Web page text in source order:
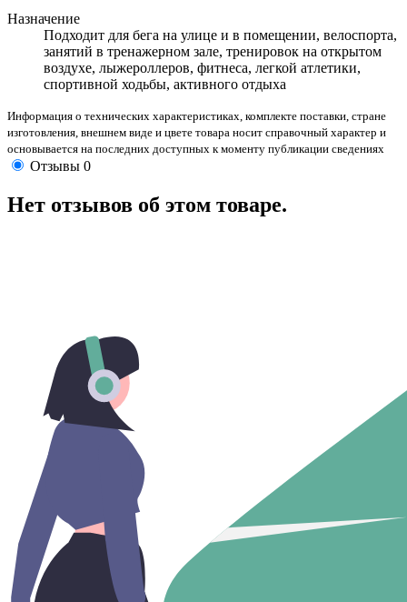
Назначение
Подходит для бега на улице и в помещении, велоспорта,
занятий в тренажерном зале, тренировок на открытом
воздухе, лыжероллеров, фитнеса, легкой атлетики,
спортивной ходьбы, активного отдыха
Информация о технических характеристиках, комплекте поставки, стране
изготовления, внешнем виде и цвете товара носит справочный характер и
основывается на последних доступных к моменту публикации сведениях
Отзывы 0
Нет отзывов об этом товаре.